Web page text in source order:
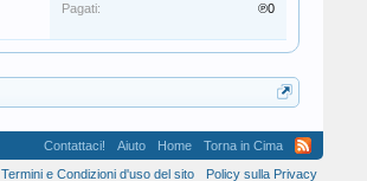
Pagati:
℗0
Contattaci! Aiuto Home
Torna in Cima
Termini e Condizioni d'uso del sito
Policy sulla Privacy